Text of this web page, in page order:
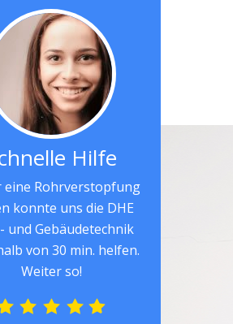
Hilfe
eine Rohrverstopfung
konnte uns die DHE
und Gebäudetechnik
von 30 min. helfen.
Weiter so!